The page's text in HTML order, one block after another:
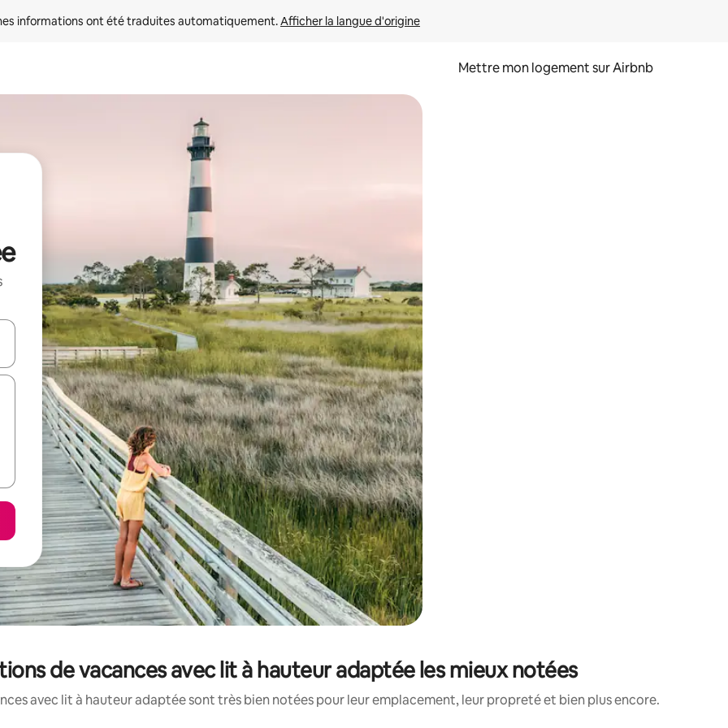
informations ont été traduites automatiquement. Afficher la langue d'origine
Mettre mon logement sur Airbnb
le haut et vers le bas pour les parcourir ou en appuyant et en faisant glisser.
de vacances avec lit à hauteur adaptée les mieux notées
avec lit à hauteur adaptée sont très bien notées pour leur emplacement, leur propreté et bien plus encore.